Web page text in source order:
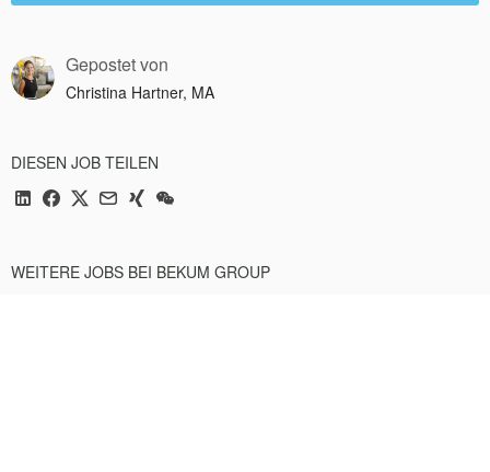
Gepostet von
Christina Hartner, MA
DIESEN JOB TEILEN
WEITERE JOBS BEI BEKUM GROUP